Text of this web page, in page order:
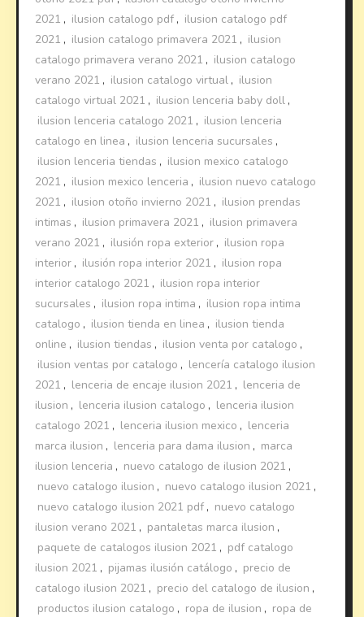
2021 , ilusion catalogo pdf , ilusion catalogo pdf
2021 , ilusion catalogo primavera 2021 , ilusion
catalogo primavera verano 2021 , ilusion catalogo
verano 2021 , ilusion catalogo virtual , ilusion
catalogo virtual 2021 , ilusion lenceria baby doll ,
ilusion lenceria catalogo 2021 , ilusion lenceria
catalogo en linea , ilusion lenceria sucursales ,
ilusion lenceria tiendas , ilusion mexico catalogo
2021 , ilusion mexico lenceria , ilusion nuevo catalogo
2021 , ilusion otoño invierno 2021 , ilusion prendas
intimas , ilusion primavera 2021 , ilusion primavera
verano 2021 , ilusión ropa exterior , ilusion ropa
interior , ilusión ropa interior 2021 , ilusion ropa
interior catalogo 2021 , ilusion ropa interior
sucursales , ilusion ropa intima , ilusion ropa intima
catalogo , ilusion tienda en linea , ilusion tienda
online , ilusion tiendas , ilusion venta por catalogo ,
ilusion ventas por catalogo , lencería catalogo ilusion
2021 , lenceria de encaje ilusion 2021 , lenceria de
ilusion , lenceria ilusion catalogo , lenceria ilusion
catalogo 2021 , lenceria ilusion mexico , lenceria
marca ilusion , lenceria para dama ilusion , marca
ilusion lenceria , nuevo catalogo de ilusion 2021 ,
nuevo catalogo ilusion , nuevo catalogo ilusion 2021 ,
nuevo catalogo ilusion 2021 pdf , nuevo catalogo
ilusion verano 2021 , pantaletas marca ilusion ,
paquete de catalogos ilusion 2021 , pdf catalogo
ilusion 2021 , pijamas ilusión catálogo , precio de
catalogo ilusion 2021 , precio del catalogo de ilusion ,
productos ilusion catalogo , ropa de ilusion , ropa de